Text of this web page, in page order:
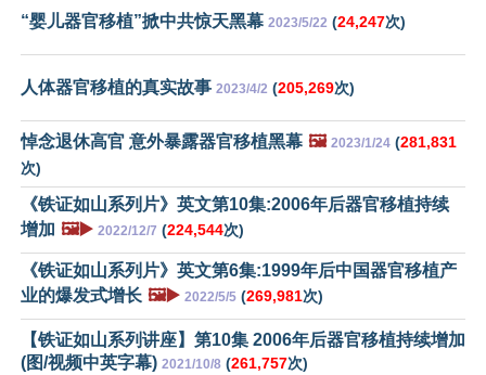
“婴儿器官移植”掀中共惊天黑幕 2023/5/22 (24,247次)
人体器官移植的真实故事 2023/4/2 (205,269次)
悼念退休高官 意外暴露器官移植黑幕 🖼️ 2023/1/24 (281,831
次)
《铁证如山系列片》英文第10集:2006年后器官移植持续
增加 🖼️▶️ 2022/12/7 (224,544次)
《铁证如山系列片》英文第6集:1999年后中国器官移植产
业的爆发式增长 🖼️▶️ 2022/5/5 (269,981次)
【铁证如山系列讲座】第10集 2006年后器官移植持续增加
(图/视频中英字幕) 2021/10/8 (261,757次)